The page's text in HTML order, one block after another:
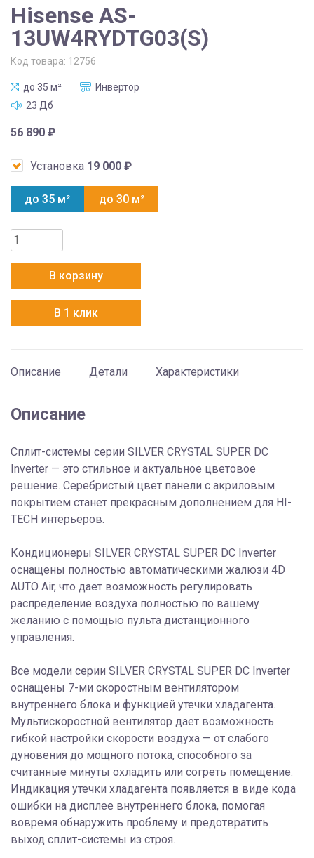
Hisense AS-
13UW4RYDTG03(S)
Код товара: 12756
до 35 м²
Инвертор
23 Дб
56 890 ₽
Установка 19 000 ₽
до 35 м² до 30 м²
Количество
товара
Hisense
AS-
13UW4RYDTG03(S)
В корзину
В 1 клик
Описание Детали Характеристики
Описание
Сплит-системы серии SILVER CRYSTAL SUPER DC
Inverter — это cтильное и актуальное цветовое
решение. Серебристый цвет панели с акриловым
покрытием станет прекрасным дополнением для HI-
TECH интерьеров.
Кондиционеры SILVER CRYSTAL SUPER DC Inverter
оснащены полностью автоматическими жалюзи 4D
AUTO Air, что дает возможность регулировать
распределение воздуха полностью по вашему
желанию с помощью пульта дистанционного
управления.
Все модели серии SILVER CRYSTAL SUPER DC Inverter
оснащены 7-ми скоростным вентилятором
внутреннего блока и функцией утечки хладагента.
Мультискоростной вентилятор дает возможность
гибкой настройки скорости воздуха — от слабого
дуновения до мощного потока, способного за
считанные минуты охладить или согреть помещение.
Индикация утечки хладагента появляется в виде кода
ошибки на дисплее внутреннего блока, помогая
вовремя обнаружить проблему и предотвратить
выход сплит-системы из строя.